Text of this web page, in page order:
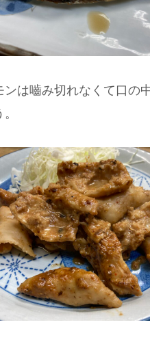
ンは嚙み切れなくて口の